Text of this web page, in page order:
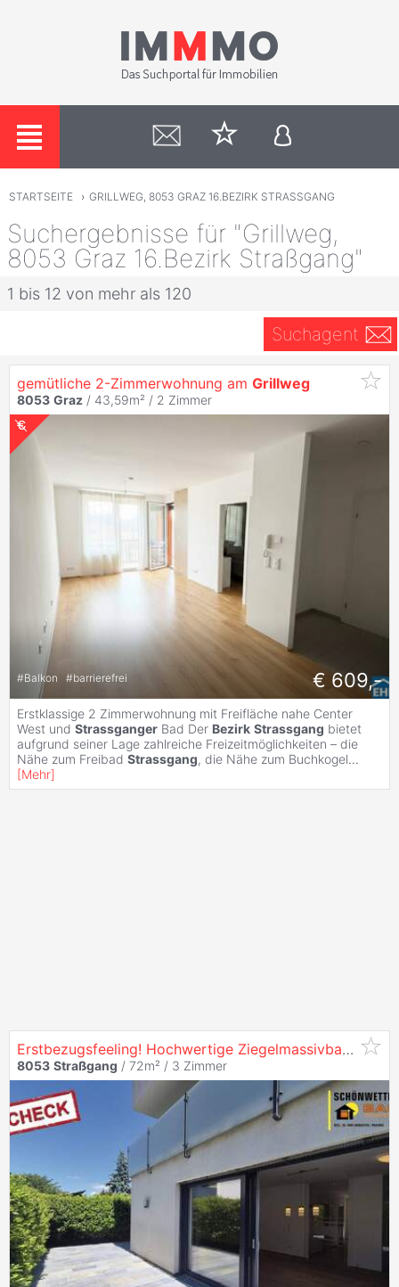
STARTSEITE › GRILLWEG, 8053 GRAZ 16.BEZIRK STRASSGANG
Suchergebnisse für "Grillweg,
8053 Graz 16.Bezirk Straßgang"
1 bis 12 von mehr als 120
Suchagent
gemütliche 2-Zimmerwohnung am Grillweg
8053 Graz / 43,59m² / 2 Zimmer
#Balkon #barrierefrei € 609,-
Erstklassige 2 Zimmerwohnung mit Freifläche nahe Center
West und Strassganger Bad Der Bezirk Strassgang bietet
aufgrund seiner Lage zahlreiche Freizeitmöglichkeiten – die
Nähe zum Freibad Strassgang, die Nähe zum Buchkogel...
[Mehr]
Erstbezugsfeeling! Hochwertige Ziegelmassivbau-Wohnung in
8053 Straßgang / 72m² / 3 Zimmer